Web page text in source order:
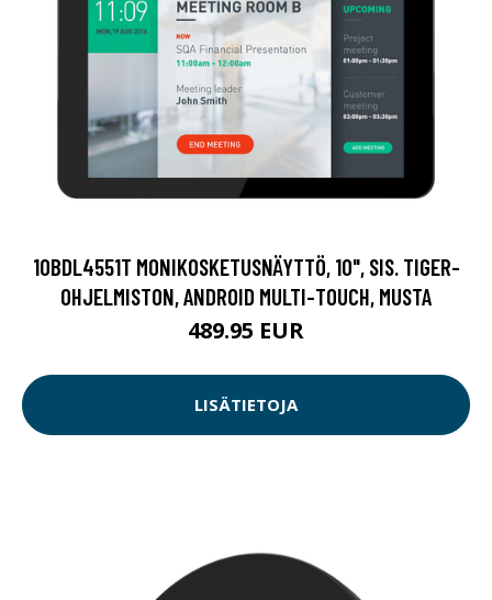
10BDL4551T MONIKOSKETUSNÄYTTÖ, 10", SIS. TIGER-
OHJELMISTON, ANDROID MULTI-TOUCH, MUSTA
489.95 EUR
LISÄTIETOJA